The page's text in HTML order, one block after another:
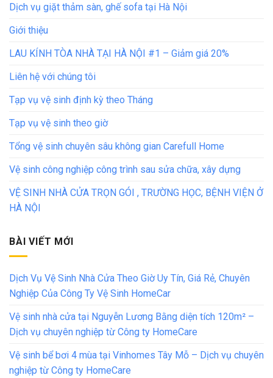
Dịch vụ giặt thảm sàn, ghế sofa tại Hà Nội
Giới thiệu
LAU KÍNH TÒA NHÀ TẠI HÀ NỘI #1 – Giảm giá 20%
Liên hệ với chúng tôi
Tạp vụ vệ sinh định kỳ theo Tháng
Tạp vụ vệ sinh theo giờ
Tổng vệ sinh chuyên sâu không gian Carefull Home
Vệ sinh công nghiệp công trình sau sửa chữa, xây dựng
VỆ SINH NHÀ CỬA TRỌN GÓI , TRƯỜNG HỌC, BỆNH VIỆN Ở
HÀ NỘI
BÀI VIẾT MỚI
Dịch Vụ Vệ Sinh Nhà Cửa Theo Giờ Uy Tín, Giá Rẻ, Chuyên
Nghiệp Của Công Ty Vệ Sinh HomeCar
Vệ sinh nhà cửa tại Nguyễn Lương Bằng diện tích 120m² –
Dịch vụ chuyên nghiệp từ Công ty HomeCare
Vệ sinh bể bơi 4 mùa tại Vinhomes Tây Mỗ – Dịch vụ chuyên
nghiệp từ Công ty HomeCare